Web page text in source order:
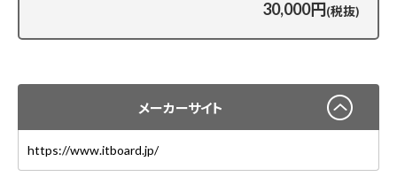
30,000円(税抜)
メーカーサイト
https://www.itboard.jp/